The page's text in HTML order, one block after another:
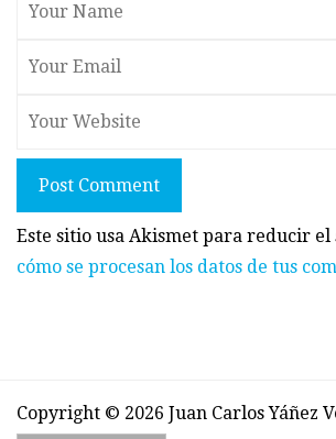
Post Comment
Este sitio usa Akismet para reducir el
cómo se procesan los datos de tus
Copyright © 2026 Juan Carlos Yáñez